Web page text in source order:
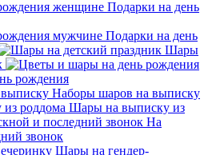
Подарки на день
Подарки на день
Шары
рождения
Наборы шаров на выписку
Шары на выписку из
На
звонок
Шары на гендер-